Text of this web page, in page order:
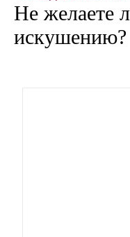
Не желаете
искушению?